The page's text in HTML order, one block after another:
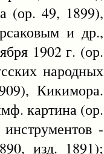
(ор. 49, 1899),
и др.,
1902 г. (ор.
народных
Кикимора.
картина (ор.
-
изд. 1891);